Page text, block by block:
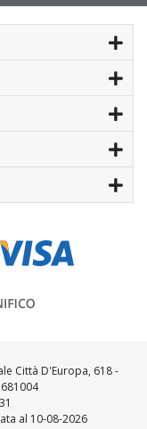
Città D'Europa, 618 -
al 10-08-2026